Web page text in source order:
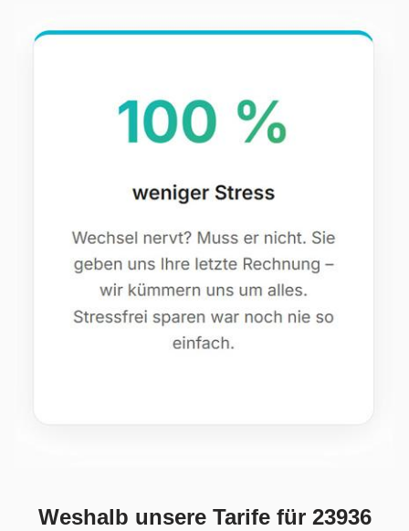
Weshalb unsere Tarife für 23936